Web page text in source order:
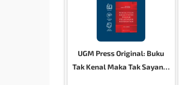
UGM Press Original: Buku
Tak Kenal Maka Tak Sayang: